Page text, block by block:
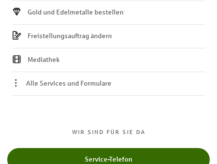
WIR SIND FÜR SIE DA
Service-Telefon
Gold und Edelmetalle bestellen
Freistellungsauftrag ändern
Mediathek
Alle Services und Formulare